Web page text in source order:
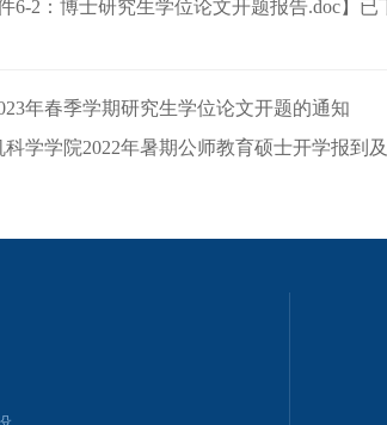
6-2：博士研究生学位论文开题报告.doc】已
年春季学期研究生学位论文开题的通知
学学院2022年暑期公师教育硕士开学报到